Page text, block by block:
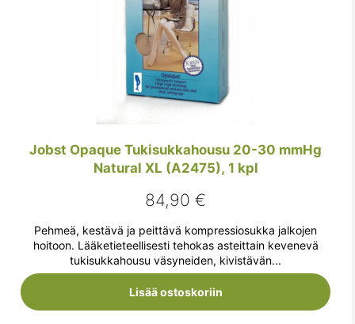
Jobst Opaque Tukisukkahousu 20-30 mmHg
Natural XL (A2475), 1 kpl
84,90€
Pehmeä, kestävä ja peittävä kompressiosukka jalkojen
hoitoon. Lääketieteellisesti tehokas asteittain kevenevä
tukisukkahousu väsyneiden, kivistävän...
Lisää ostoskoriin